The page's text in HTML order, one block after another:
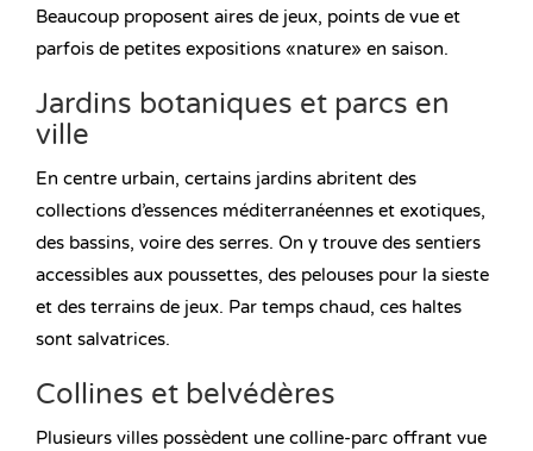
Beaucoup proposent aires de jeux, points de vue et
parfois de petites expositions «nature» en saison.
Jardins botaniques et parcs en
ville
En centre urbain, certains jardins abritent des
collections d’essences méditerranéennes et exotiques,
des bassins, voire des serres. On y trouve des sentiers
accessibles aux poussettes, des pelouses pour la sieste
et des terrains de jeux. Par temps chaud, ces haltes
sont salvatrices.
Collines et belvédères
Plusieurs villes possèdent une colline-parc offrant vue